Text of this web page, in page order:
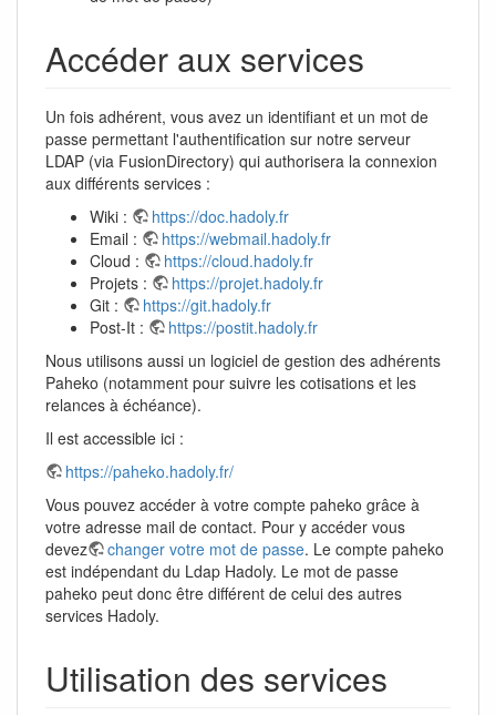
Accéder aux services
Un fois adhérent, vous avez un identifiant et un mot de
passe permettant l'authentification sur notre serveur
LDAP (via FusionDirectory) qui authorisera la connexion
aux différents services :
Wiki :
https://doc.hadoly.fr
Email :
https://webmail.hadoly.fr
Cloud :
https://cloud.hadoly.fr
Projets :
https://projet.hadoly.fr
Git :
https://git.hadoly.fr
Post-It :
https://postit.hadoly.fr
Nous utilisons aussi un logiciel de gestion des adhérents
Paheko (notamment pour suivre les cotisations et les
relances à échéance).
Il est accessible ici :
https://paheko.hadoly.fr/
Vous pouvez accéder à votre compte paheko grâce à
votre adresse mail de contact. Pour y accéder vous
devez
changer votre mot de passe. Le compte paheko
est indépendant du Ldap Hadoly. Le mot de passe
paheko peut donc être différent de celui des autres
services Hadoly.
Utilisation des services